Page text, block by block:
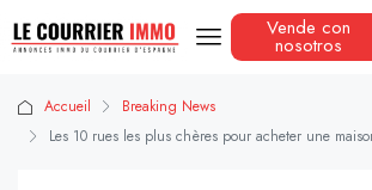
Vende con
nosotros
Accueil
Breaking News
Les 10 rues les plus chères pour acheter une